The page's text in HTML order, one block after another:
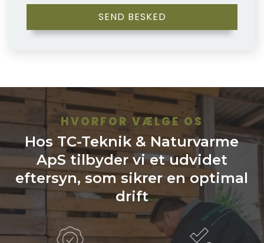
HVORFOR VÆLGE OS
Hos TC-Teknik & Naturvarme
ApS tilbyder vi et udvidet
eftersyn, som sikrer en optimal
drift